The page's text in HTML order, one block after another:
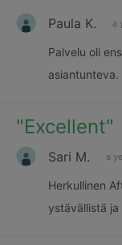
Paula K. a
Palvelu oli
asiantunteva.
"Excellent"
Sari M. a
Herkullinen
ystävällistä ja